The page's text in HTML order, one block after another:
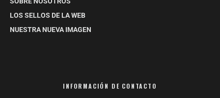
LOS SELLOS DE LA WEB
NUESTRA NUEVA IMAGEN
INFORMACIÓN DE CONTACTO